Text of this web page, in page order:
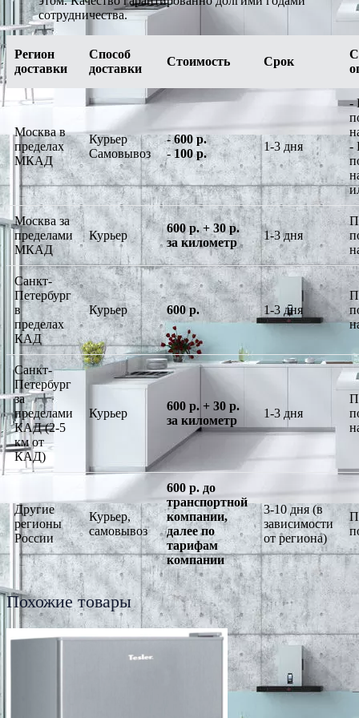
сотрудничества.
Регион
доставки
Способ
доставки
Стоимость Срок
Москва в
пределах
МКАД
Курьер
Самовывоз
-600 р.
-100 р.
1-3 дня
-
-
Москва за
пределами
МКАД
Курьер
600 р. + 30 р.
за километр
1-3 дня
Санкт-
Петербург
в
пределах
КАД
Курьер 600 р. 1-3 дня
Санкт-
Петербург
за
пределами
КАД (2-5
км от
КАД)
Курьер
600 р. + 30 р.
за километр
1-3 дня
Другие
регионы
России
Курьер,
самовывоз
600 р. до
транспортной
компании,
далее по
тарифам
компании
3-10 дня (в
зависимости
от региона)
Похожие товары